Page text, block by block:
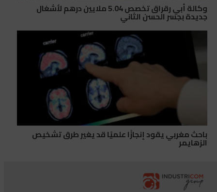
وكالة أبي رقراق تخصص 5.04 ملايين درهم لأشغال
جديدة بجسر الحسن الثاني
باحث مغربي يقود إنجازًا علميًا قد يغير طرق تشخيص
الزهايمر